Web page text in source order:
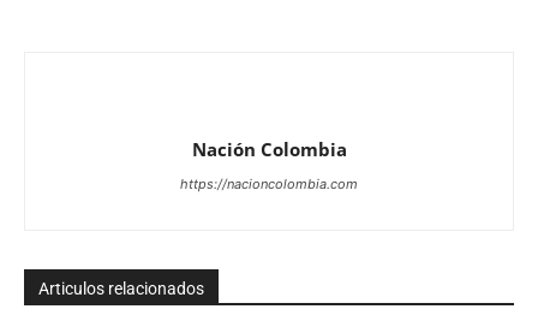
Nación Colombia
https://nacioncolombia.com
Articulos relacionados